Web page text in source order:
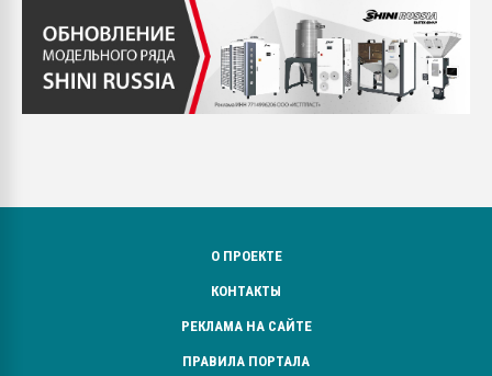
О ПРОЕКТЕ
КОНТАКТЫ
РЕКЛАМА НА САЙТЕ
ПРАВИЛА ПОРТАЛА